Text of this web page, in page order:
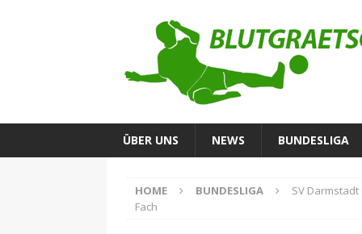
ÜBER UNS NEWS BUNDESLIGA
HOME BUNDESLIGA
SV
Fach